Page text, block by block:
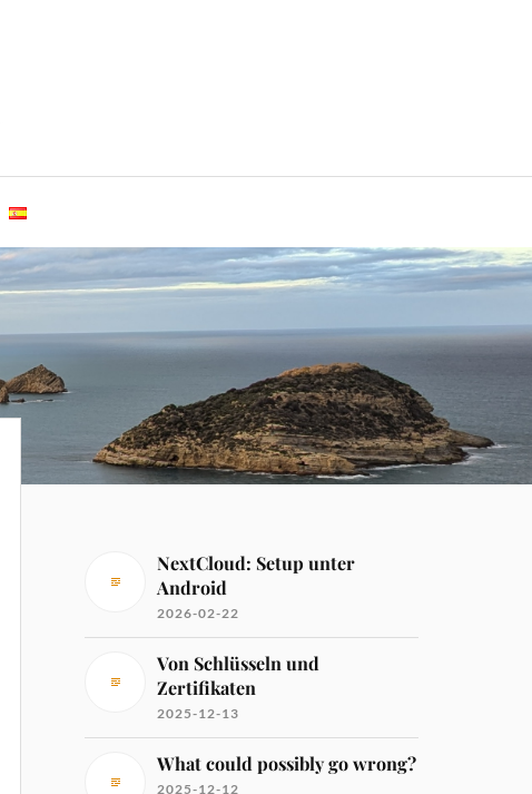
NextCloud: Setup unter
Android
2026-02-22
Von Schlüsseln und
Zertifikaten
2025-12-13
What could possibly go wrong?
2025-12-12